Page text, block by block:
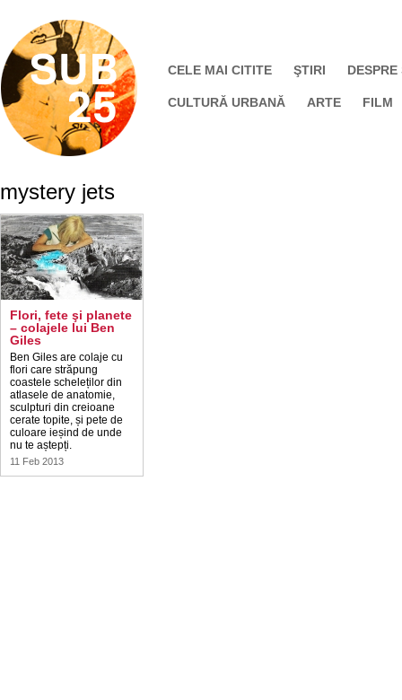
CELE MAI CITITE ŞTIRI DESPRE
CULTURĂ URBANĂ ARTE FILM
mystery jets
Flori, fete şi planete
– colajele lui Ben
Giles
Ben Giles are colaje cu
flori care străpung
coastele scheleților din
atlasele de anatomie,
sculpturi din creioane
cerate topite, și pete de
culoare ieșind de unde
nu te aștepți.
11 Feb 2013